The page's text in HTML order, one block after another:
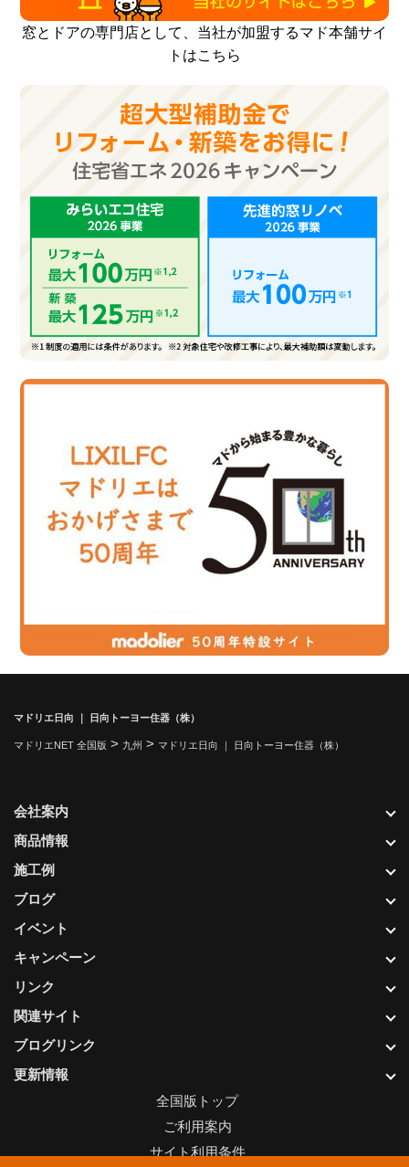
窓とドアの専門店として、当社が加盟するマド本舗サイ
トはこちら
マドリエ日向 ｜ 日向トーヨー住器（株）
マドリエNET 全国版 > 九州 > マドリエ日向 ｜ 日向トーヨー住器（株）
更新情報
会社案内
商品情報
施工例
ブログ
イベント
キャンペーン
リンク
関連サイト
ブログリンク
全国版トップ
ご利用案内
サイト利用条件